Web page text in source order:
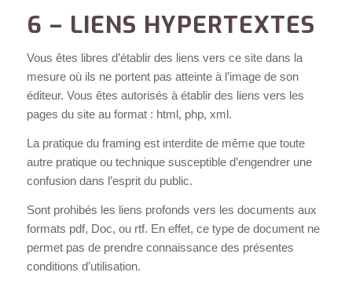
6 – LIENS HYPERTEXTES
Vous êtes libres d’établir des liens vers ce site dans la
mesure où ils ne portent pas atteinte à l’image de son
éditeur. Vous êtes autorisés à établir des liens vers les
pages du site au format : html, php, xml.
La pratique du framing est interdite de même que toute
autre pratique ou technique susceptible d’engendrer une
confusion dans l’esprit du public.
Sont prohibés les liens profonds vers les documents aux
formats pdf, Doc, ou rtf. En effet, ce type de document ne
permet pas de prendre connaissance des présentes
conditions d’utilisation.